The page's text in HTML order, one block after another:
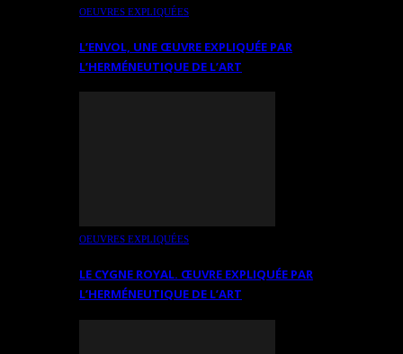
OEUVRES EXPLIQUÉES
L’ENVOL, UNE ŒUVRE EXPLIQUÉE PAR
L’HERMÉNEUTIQUE DE L’ART
OEUVRES EXPLIQUÉES
LE CYGNE ROYAL. ŒUVRE EXPLIQUÉE PAR
L’HERMÉNEUTIQUE DE L’ART